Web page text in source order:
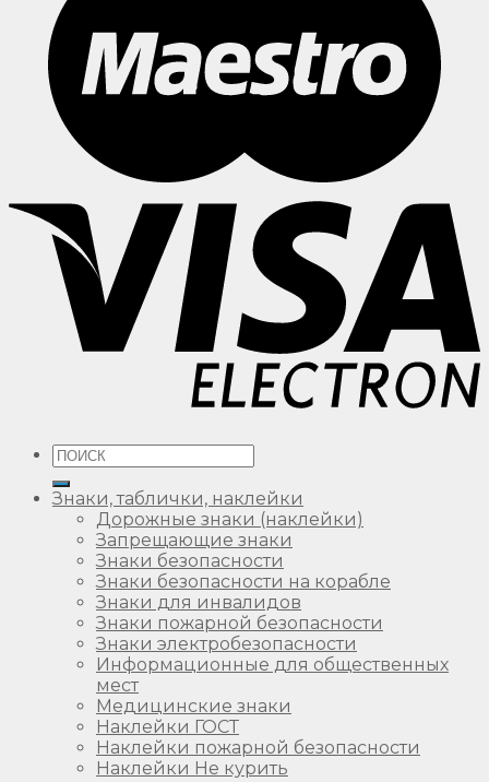
Искать:
Знаки, таблички, наклейки
Дорожные знаки (наклейки)
Запрещающие знаки
Знаки безопасности
Знаки безопасности на корабле
Знаки для инвалидов
Знаки пожарной безопасности
Знаки электробезопасности
Информационные для общественных
мест
Медицинские знаки
Наклейки ГОСТ
Наклейки пожарной безопасности
Наклейки Не курить